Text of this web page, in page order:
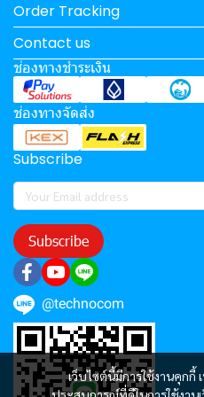
เว็บไซต์นี้มีการใช้งานคุก
Order Tracking
Contact us
ช่องทางชำระเงิน
ช่องทางจัดส่ง
Subscribe
Subscribe
@technocom